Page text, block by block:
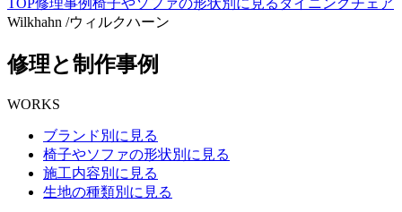
TOP修理事例椅子やソファの形状別に見る ダイニングチェア
Wilkhahn /ウィルクハーン
修理と制作事例
WORKS
ブランド別に見る
椅子やソファの形状別に見る
施工内容別に見る
生地の種類別に見る